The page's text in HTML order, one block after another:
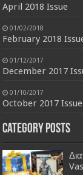
April 2018 Issue
01/02/2018
February 2018
01/12/2017
December 2017
01/10/2017
October 2017 Issue
Category Posts